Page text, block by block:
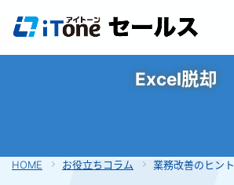
Excel脱却
HOME お役立ちコラム 業務改善のヒント